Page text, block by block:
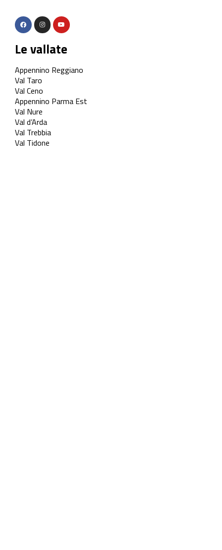
Le vallate
Appennino Reggiano
Val Taro
Val Ceno
Appennino Parma Est
Val Nure
Val d’Arda
Val Trebbia
Val Tidone